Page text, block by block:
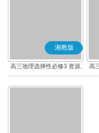
湘教版
高三地理选择性必修3 资源、
环境与国家安全
高